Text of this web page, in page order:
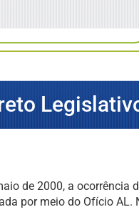
de 2000, a
por meio do Ofício AL.